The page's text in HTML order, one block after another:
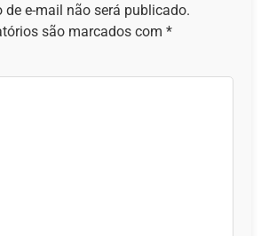
de e-mail não será publicado.
são marcados com *